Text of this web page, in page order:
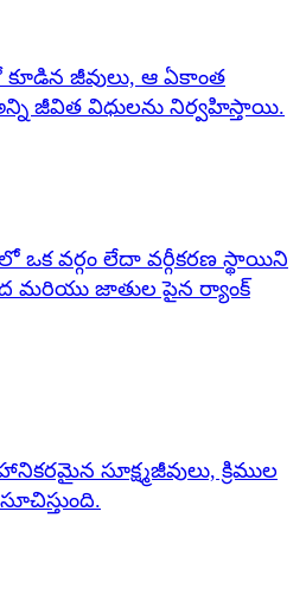
కూడిన జీవులు, ఆ ఏకాంత
జీవిత విధులను నిర్వహిస్తాయి.
ఒక వర్గం లేదా వర్గీకరణ స్థాయిని
మరియు జాతుల పైన ర్యాంక్
సూక్ష్మజీవులు, క్రిముల